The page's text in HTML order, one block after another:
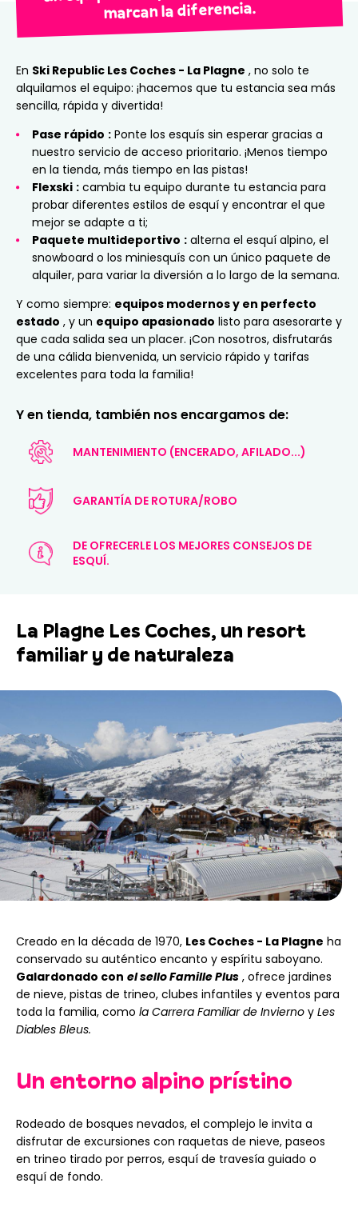
marcan la diferencia.
En Ski Republic Les Coches - La Plagne , no solo te
alquilamos el equipo: ¡hacemos que tu estancia sea más
sencilla, rápida y divertida!
Pase rápido : Ponte los esquís sin esperar gracias a
nuestro servicio de acceso prioritario. ¡Menos tiempo
en la tienda, más tiempo en las pistas!
Flexski : cambia tu equipo durante tu estancia para
probar diferentes estilos de esquí y encontrar el que
mejor se adapte a ti;
Paquete multideportivo : alterna el esquí alpino, el
snowboard o los miniesquís con un único paquete de
alquiler, para variar la diversión a lo largo de la semana.
Y como siempre: equipos modernos y en perfecto
estado , y un equipo apasionado listo para asesorarte y
que cada salida sea un placer. ¡Con nosotros, disfrutarás
de una cálida bienvenida, un servicio rápido y tarifas
excelentes para toda la familia!
Y en tienda, también nos encargamos de:
MANTENIMIENTO (ENCERADO, AFILADO...)
GARANTÍA DE ROTURA/ROBO
DE OFRECERLE LOS MEJORES CONSEJOS DE
ESQUÍ.
La Plagne Les Coches, un resort
familiar y de naturaleza
Creado en la década de 1970, Les Coches - La Plagne ha
conservado su auténtico encanto y espíritu saboyano.
Galardonado con el sello Famille Plus , ofrece jardines
de nieve, pistas de trineo, clubes infantiles y eventos para
toda la familia, como la Carrera Familiar de Invierno y Les
Diables Bleus.
Un entorno alpino prístino
Rodeado de bosques nevados, el complejo le invita a
disfrutar de excursiones con raquetas de nieve, paseos
en trineo tirado por perros, esquí de travesía guiado o
esquí de fondo.